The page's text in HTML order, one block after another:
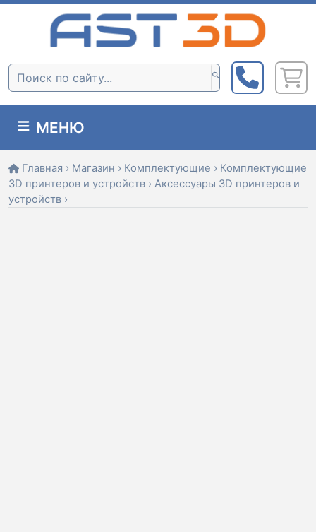
Skip
Поиск:
МЕНЮ
Главная › Магазин › Комплектующие › Комплектующие
3D принтеров и устройств › Аксессуары 3D принтеров и
устройств ›